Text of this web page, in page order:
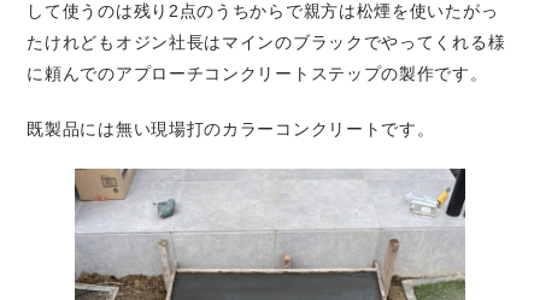
して使うのは残り2点のうちからで親方は松煙を使いたがっ
たけれどもオジン社長はマインのブラックでやってくれる様
に頼んでのアプローチコンクリートステップの製作です。
既製品には無い現場打のカラーコンクリートです。